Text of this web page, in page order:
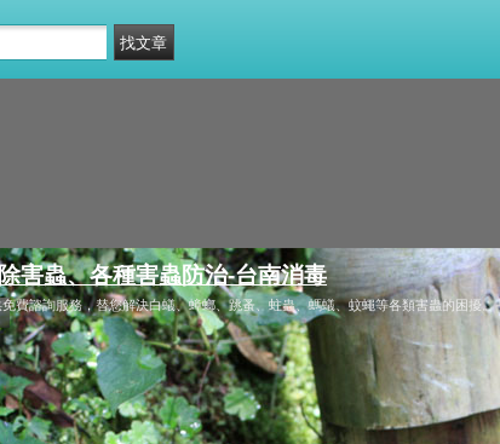
害蟲、各種害蟲防治-台南消毒
費諮詢服務，替您解決白蟻、蟑螂、跳蚤、蛀蟲、螞蟻、蚊蠅等各類害蟲的困擾